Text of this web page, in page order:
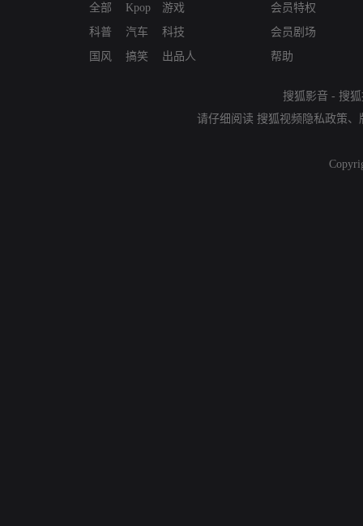
全部
科普
国风
Kpop
汽车
搞笑
游戏
科技
出品人
会员特权
会员剧场
帮助
搜狐影音 - 搜
请仔细阅读 搜狐视频隐私政策、